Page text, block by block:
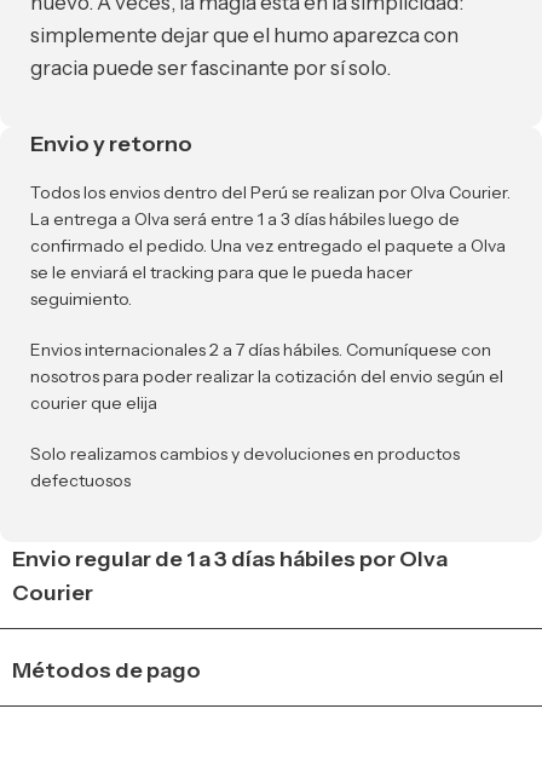
simplemente dejar que el humo aparezca con
gracia puede ser fascinante por sí solo.
Envio y retorno
Todos los envios dentro del Perú se realizan por Olva Courier.
La entrega a Olva será entre 1 a 3 días hábiles luego de
confirmado el pedido. Una vez entregado el paquete a Olva
se le enviará el tracking para que le pueda hacer
seguimiento.
Envios internacionales 2 a 7 días hábiles. Comuníquese con
nosotros para poder realizar la cotización del envio según el
courier que elija
Solo realizamos cambios y devoluciones en productos
defectuosos
Envio regular de 1 a 3 días hábiles por Olva
Courier
Métodos de pago